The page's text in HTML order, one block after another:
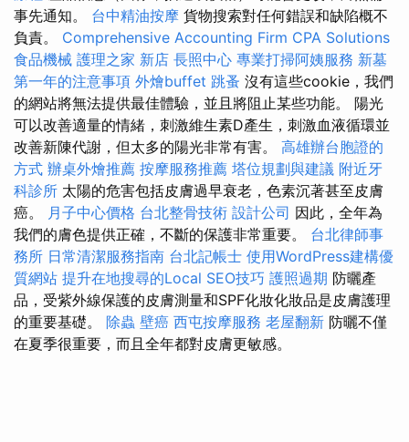
事先通知。 台中精油按摩 貨物搜索對任何錯誤和缺陷概不
負責。 Comprehensive Accounting Firm CPA Solutions
食品機械 護理之家 新店 長照中心 專業打掃阿姨服務 新墓
第一年的注意事項 外燴buffet 跳蚤 沒有這些cookie，我們
的網站將無法提供最佳體驗，並且將阻止某些功能。 陽光
可以改善適量的情緒，刺激維生素D產生，刺激血液循環並
改善新陳代謝，但太多的陽光非常有害。 高雄辦台胞證的
方式 辦桌外燴推薦 按摩服務推薦 塔位規劃與建議 附近牙
科診所 太陽的危害包括皮膚過早衰老，色素沉著甚至皮膚
癌。
月子中心價格 台北整骨技術 設計公司 因此，全年為
我們的膚色提供正確，不斷的保護非常重要。 台北律師事
務所 日常清潔服務指南 台北記帳士 使用WordPress建構優
質網站 提升在地搜尋的Local SEO技巧 護照過期 防曬產
品，受紫外線保護的皮膚測量和SPF化妝化妝品是皮膚護理
的重要基礎。 除蟲 壁癌 西屯按摩服務 老屋翻新 防曬不僅
在夏季很重要，而且全年都對皮膚更敏感。